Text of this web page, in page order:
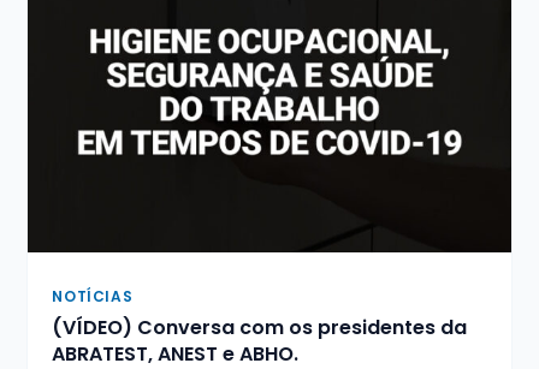
NOTÍCIAS
(VÍDEO) Conversa com os presidentes da
ABRATEST, ANEST e ABHO.